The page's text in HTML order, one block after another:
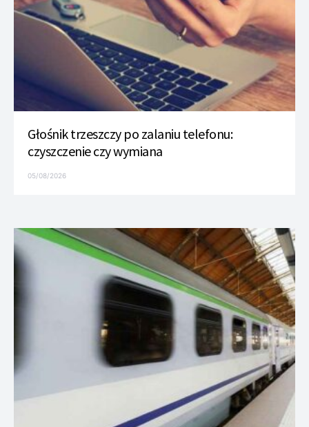
Głośnik trzeszczy po zalaniu telefonu:
czyszczenie czy wymiana
05/08/2026